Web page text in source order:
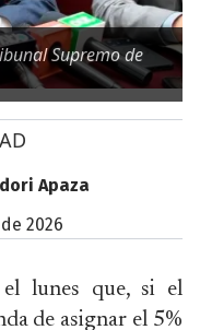
Supremo de
Apaza
2026
lunes que, si el
de asignar el 5%